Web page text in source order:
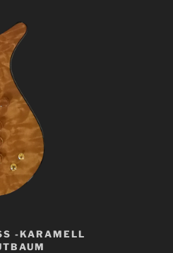
-KARAMELL